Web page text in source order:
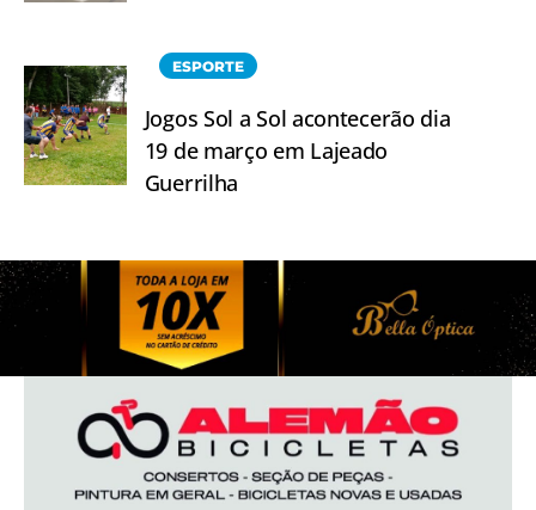
ESPORTE
Jogos Sol a Sol acontecerão dia
19 de março em Lajeado
Guerrilha